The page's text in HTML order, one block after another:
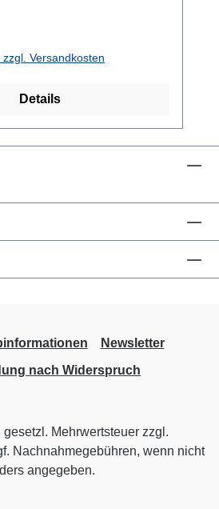
Versandkosten
Details
Newsletter
nach Widerspruch
Mehrwertsteuer zzgl.
Nachnahmegebühren, wenn nicht
angegeben.